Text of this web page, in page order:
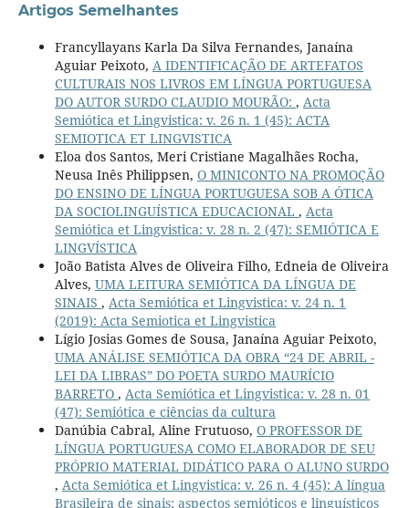
Artigos Semelhantes
Francyllayans Karla Da Silva Fernandes, Janaína
Aguiar Peixoto, A IDENTIFICAÇÃO DE ARTEFATOS
CULTURAIS NOS LIVROS EM LÍNGUA PORTUGUESA
DO AUTOR SURDO CLAUDIO MOURÃO: , Acta
Semiótica et Lingvistica: v. 26 n. 1 (45): ACTA
SEMIOTICA ET LINGVISTICA
Eloa dos Santos, Meri Cristiane Magalhães Rocha,
Neusa Inês Philippsen, O MINICONTO NA PROMOÇÃO
DO ENSINO DE LÍNGUA PORTUGUESA SOB A ÓTICA
DA SOCIOLINGUÍSTICA EDUCACIONAL , Acta
Semiótica et Lingvistica: v. 28 n. 2 (47): SEMIÓTICA E
LINGVÍSTICA
João Batista Alves de Oliveira Filho, Edneia de Oliveira
Alves, UMA LEITURA SEMIÓTICA DA LÍNGUA DE
SINAIS , Acta Semiótica et Lingvistica: v. 24 n. 1
(2019): Acta Semiotica et Lingvistica
Lígio Josias Gomes de Sousa, Janaína Aguiar Peixoto,
UMA ANÁLISE SEMIÓTICA DA OBRA “24 DE ABRIL -
LEI DA LIBRAS” DO POETA SURDO MAURÍCIO
BARRETO , Acta Semiótica et Lingvistica: v. 28 n. 01
(47): Semiótica e ciências da cultura
Danúbia Cabral, Aline Frutuoso, O PROFESSOR DE
LÍNGUA PORTUGUESA COMO ELABORADOR DE SEU
PRÓPRIO MATERIAL DIDÁTICO PARA O ALUNO SURDO
, Acta Semiótica et Lingvistica: v. 26 n. 4 (45): A língua
Brasileira de sinais: aspectos semióticos e linguísticos